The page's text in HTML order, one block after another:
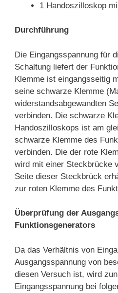
1 Handoszilloskop
Durchführung
Die Eingangsspannung für
Schaltung liefert der
Klemme ist eingangsseitig
seine schwarze Klemme
widerstandsabgewandten
verbinden. Die schwarze
Handoszilloskops ist am
schwarze Klemme des
verbinden. Die der rote
wird mit einer Steckbrücke
Seite dieser Steckbrück
zur roten Klemme des
Überprüfung der
Funktionsgenerators
Da das Verhältnis von
Ausgangsspannung von
diesen Versuch ist, wird
Eingangsspannung bei